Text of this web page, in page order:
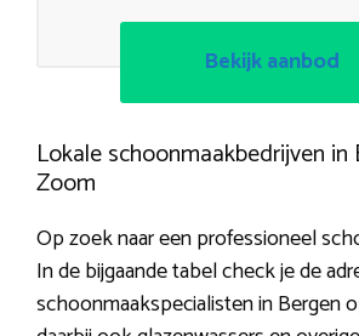
Bekijk aanbod
Lokale schoonmaakbedrijven in
Zoom
Op zoek naar een professioneel
In de bijgaande tabel check je de
schoonmaakspecialisten in Bergen